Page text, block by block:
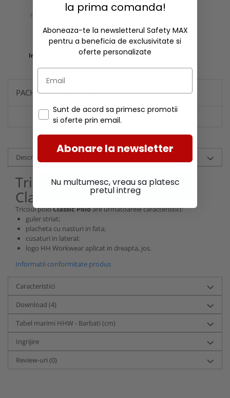
Confort
si experienta ergonomica
Calitate
Incaltaminte protectie
PACHETE SI PROMOTII
Descriere
Tricou polo Helly Hansen
Classic Polo
Tricoul poloClassic Poloare urmatoarele caracteristici:
guler striat;
placheta cu nasturi in fata;
cusaturi in lateral;
logo HH Workwear aplicat in dreapta, jos.
Informatii conformitate produs
Caracteristici
Download (4)
Tabel marimi HHW - Barbati (cm)
Ingrijire
Review-uri (0)
la prima comanda!
Aboneaza-te la newsletterul Safety MAX
pentru a beneficia de exclusivitate si
oferte personalizate
Sunt de acord sa primesc promotii
si oferte prin email.
Abonare la newsletter
Nu multumesc, vreau sa platesc
pretul intreg